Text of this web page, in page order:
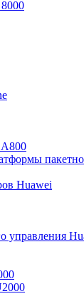
Huawei
управления